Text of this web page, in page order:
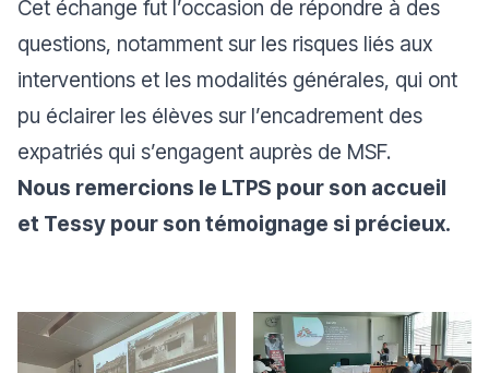
Cet échange fut l’occasion de répondre à des
questions, notamment sur les risques liés aux
interventions et les modalités générales, qui ont
pu éclairer les élèves sur l’encadrement des
expatriés qui s’engagent auprès de MSF.
Nous remercions le LTPS pour son accueil
et Tessy pour son témoignage si précieux.